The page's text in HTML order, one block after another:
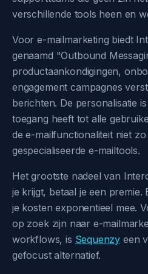
verschillende tools heen en
Voor e-mailmarketing biedt
genaamd "Outbound
productaankondigingen,
engagement campagnes
berichten. De personalisatie
toegang heeft tot alle
de e-mailfunctionaliteit niet zo
gespecialiseerde e-mailtools.
Het grootste nadeel van
je krijgt, betaal je een premie.
je kosten exponentieel mee.
op zoek zijn naar e-
workflows, is Sequenzy een
gefocust alternatief.